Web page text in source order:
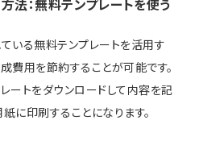
いる無料テンプレートを活用す
費用を節約することが可能です。
ートをダウンロードして内容を記
に印刷することになります。